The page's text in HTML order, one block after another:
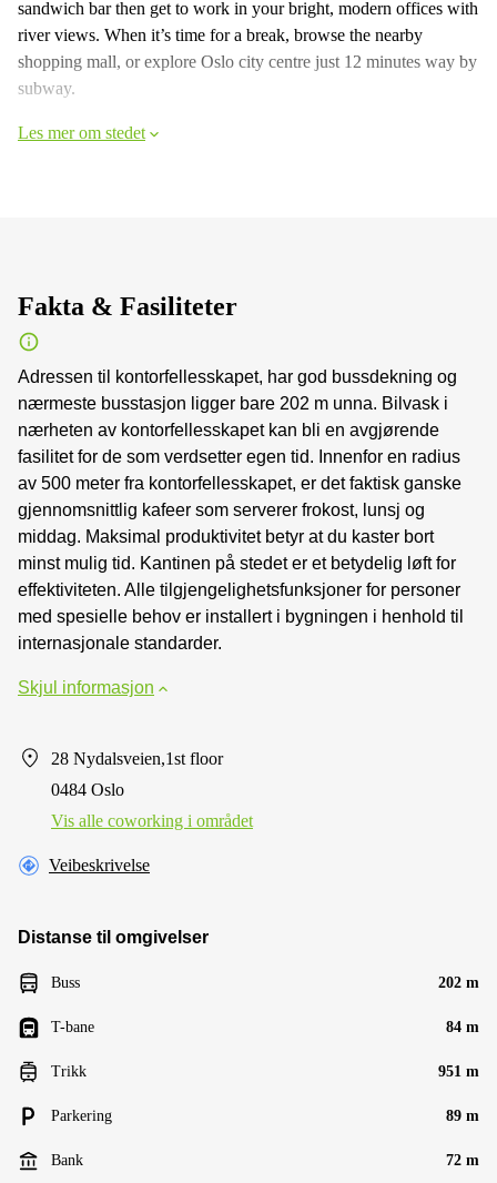
sandwich bar then get to work in your bright, modern offices with
river views. When it’s time for a break, browse the nearby
shopping mall, or explore Oslo city centre just 12 minutes way by
subway.
Les mer om stedet
Fakta & Fasiliteter
Adressen til kontorfellesskapet, har god bussdekning og
nærmeste busstasjon ligger bare 202 m unna. Bilvask i
nærheten av kontorfellesskapet kan bli en avgjørende
fasilitet for de som verdsetter egen tid. Innenfor en radius
av 500 meter fra kontorfellesskapet, er det faktisk ganske
gjennomsnittlig kafeer som serverer frokost, lunsj og
middag. Maksimal produktivitet betyr at du kaster bort
minst mulig tid. Kantinen på stedet er et betydelig løft for
effektiviteten. Alle tilgjengelighetsfunksjoner for personer
med spesielle behov er installert i bygningen i henhold til
internasjonale standarder.
Skjul informasjon
28 Nydalsveien,1st floor
0484 Oslo
Vis alle сoworking i området
Veibeskrivelse
Distanse til omgivelser
Buss 202 m
T-bane 84 m
Trikk 951 m
Parkering 89 m
Bank 72 m